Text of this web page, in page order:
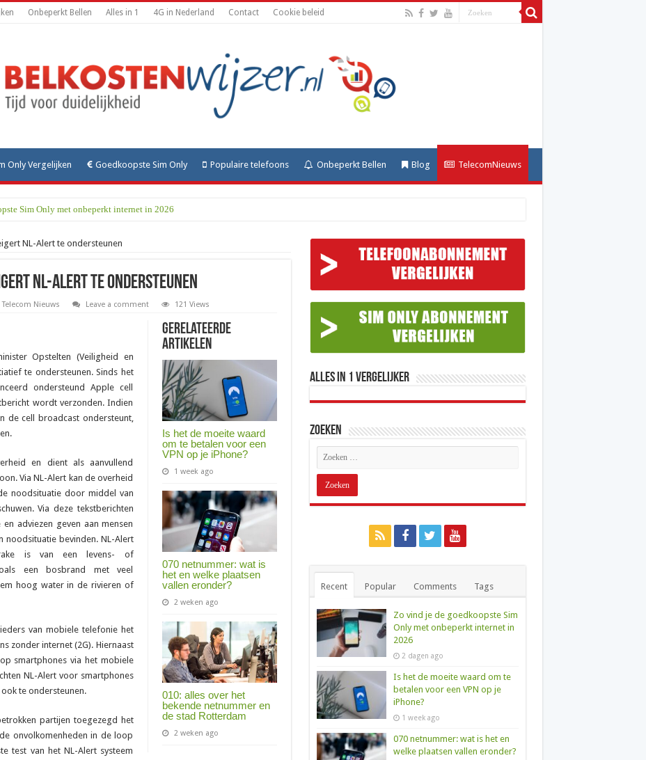
Onbeperkt Bellen Alles in 1 4G in Nederland Contact Cookie beleid
Only Vergelijken Goedkoopste Sim Only Populaire telefoons Onbeperkt Bellen Blog TelecomNieuws
Sim Only met onbeperkt internet in 2026
NL-Alert te ondersteunen
NL-Alert te ondersteunen
Telecom Nieuws Leave a comment 121 Views
Gerelateerde
Artikelen
Is het de moeite waard
om te betalen voor een
VPN op je iPhone?
1 week ago
070 netnummer: wat is
het en welke plaatsen
vallen eronder?
2 weken ago
010: alles over het
bekende netnummer en
de stad Rotterdam
2 weken ago
Opstelten (Veiligheid en
te ondersteunen. Sinds het
ondersteund Apple cell
wordt verzonden. Indien
de cell broadcast ondersteunt,
en dient als aanvullend
Via NL-Alert kan de overheid
noodsituatie door middel van
Via deze tekstberichten
adviezen geven aan mensen
noodsituatie bevinden. NL-Alert
is van een levens- of
een bosbrand met veel
hoog water in de rivieren of
van mobiele telefonie het
zonder internet (2G). Hiernaast
smartphones via het mobiele
NL-Alert voor smartphones
te ondersteunen.
partijen toegezegd het
onvolkomenheden in de loop
test van het NL-Alert systeem
Alles in 1 Vergelijker
Zoeken
Recent Popular Comments Tags
Zo vind je de goedkoopste Sim
Only met onbeperkt internet in
2026
2 dagen ago
Is het de moeite waard om te
betalen voor een VPN op je
iPhone?
1 week ago
070 netnummer: wat is het en
welke plaatsen vallen eronder?